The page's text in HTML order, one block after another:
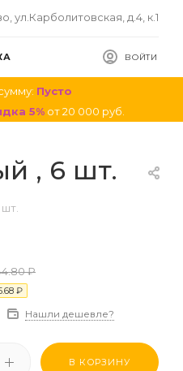
ул.Карболитовская, д.4, к.1
ВОЙТИ
Пусто
5% от20 000 руб.
, 6 шт.
₽
₽
Нашли дешевле?
В КОРЗИНУ